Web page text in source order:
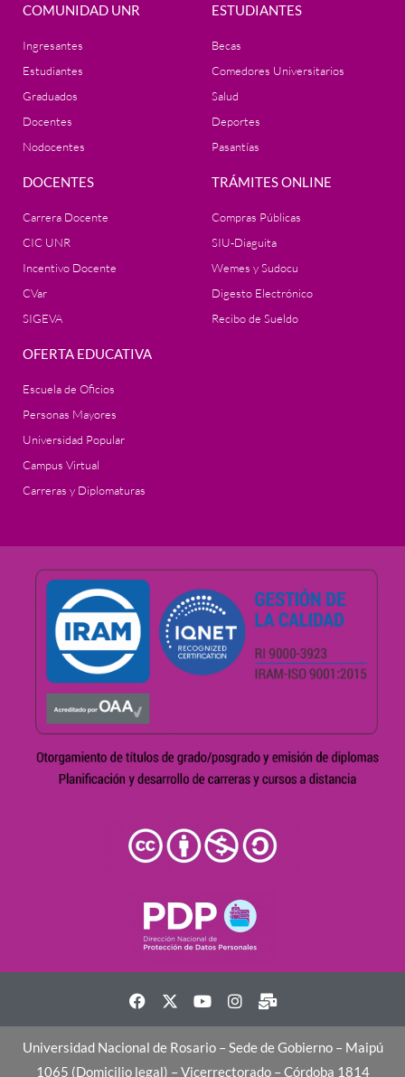
COMUNIDAD UNR
Ingresantes
Estudiantes
Graduados
Docentes
Nodocentes
ESTUDIANTES
Becas
Comedores Universitarios
Salud
Deportes
Pasantías
DOCENTES
Carrera Docente
CIC UNR
Incentivo Docente
CVar
SIGEVA
TRÁMITES ONLINE
Compras Públicas
SIU-Diaguita
Wemes y Sudocu
Digesto Electrónico
Recibo de Sueldo
OFERTA EDUCATIVA
Escuela de Oficios
Personas Mayores
Universidad Popular
Campus Virtual
Carreras y Diplomaturas
Universidad Nacional de Rosario – Sede de Gobierno – Maipú
1065 (Domicilio legal) – Vicerrectorado – Córdoba 1814